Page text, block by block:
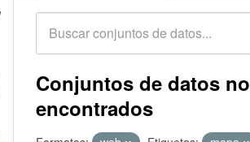
Conjuntos de datos no
encontrados